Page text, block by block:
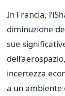
In Francia,
diminuzione
sue
incertezza
a un ambiente